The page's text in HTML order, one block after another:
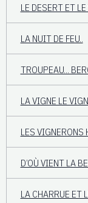
LE DESERT ET LE
LA NUIT DE FEU..
TROUPEAU...
LA VIGNE LE
LES VIGNERONS
D’OÙ VIENT LA
LA CHARRUE ET